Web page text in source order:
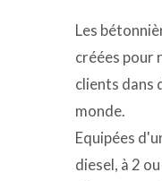
Les
créées pour
clients dans
monde.
Equipées
diesel, à 2